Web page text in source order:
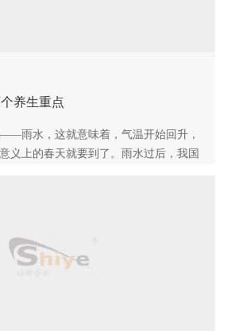
养生重点
雨水，这就意味着，气温开始回升，
义上的春天就要到了。雨水过后，我国
都将升至0度以上，当然，也会有冷空气